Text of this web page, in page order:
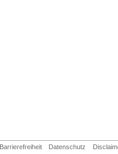
Barrierefreiheit Datenschutz